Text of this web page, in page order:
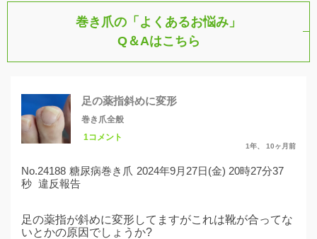
巻き爪の「よくあるお悩み」
Q＆Aはこちら
足の薬指斜めに変形
巻き爪全般
1コメント
1年、 10ヶ月前
No.24188 糖尿病巻き爪 2024年9月27日(金) 20時27分37
秒 違反報告
足の薬指が斜めに変形してますがこれは靴が合ってな
いとかの原因でしょうか?